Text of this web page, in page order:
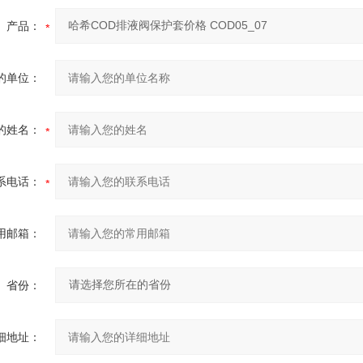
产品：
单位：
姓名：
电话：
邮箱：
省份：
地址：